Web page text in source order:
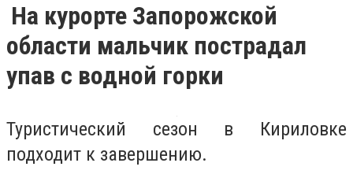
На курорте Запорожской
области мальчик пострадал
упав с водной горки
Туристический сезон в Кириловке
подходит к завершению.